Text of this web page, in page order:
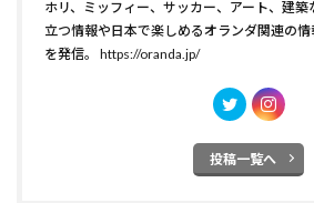
ホリ、ミッフィー、サッカー、アート、建
立つ情報や日本で楽しめるオランダ関連の
を発信。 https://oranda.jp/
投稿一覧へ